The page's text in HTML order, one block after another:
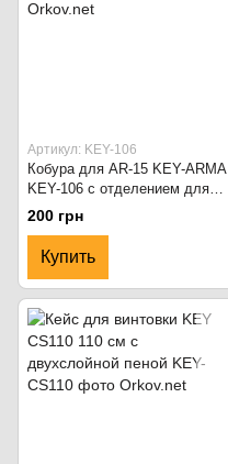
Артикул: KEY-106
Кобура для AR-15 KEY-ARMA
KEY-106 с отделением для
боеприпасов
200 грн
Купить